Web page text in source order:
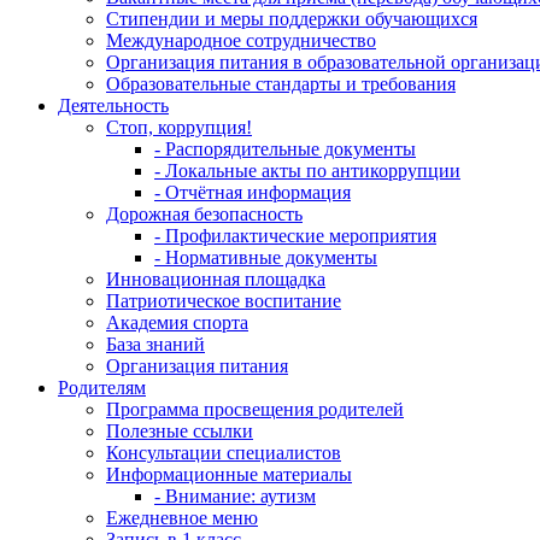
Стипендии и меры поддержки обучающихся
Международное сотрудничество
Организация питания в образовательной
Образовательные стандарты и требования
Деятельность
Стоп, коррупция!
- Распорядительные документы
- Локальные акты по антикоррупции
- Отчётная информация
Дорожная безопасность
- Профилактические мероприятия
- Нормативные документы
Инновационная площадка
Патриотическое воспитание
Академия спорта
База знаний
Организация питания
Родителям
Программа просвещения родителей
Полезные ссылки
Консультации специалистов
Информационные материалы
- Внимание: аутизм
Ежедневное меню